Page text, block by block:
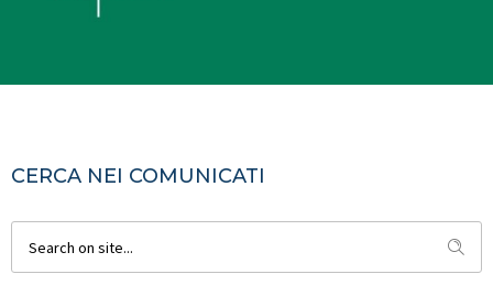
CERCA NEI COMUNICATI